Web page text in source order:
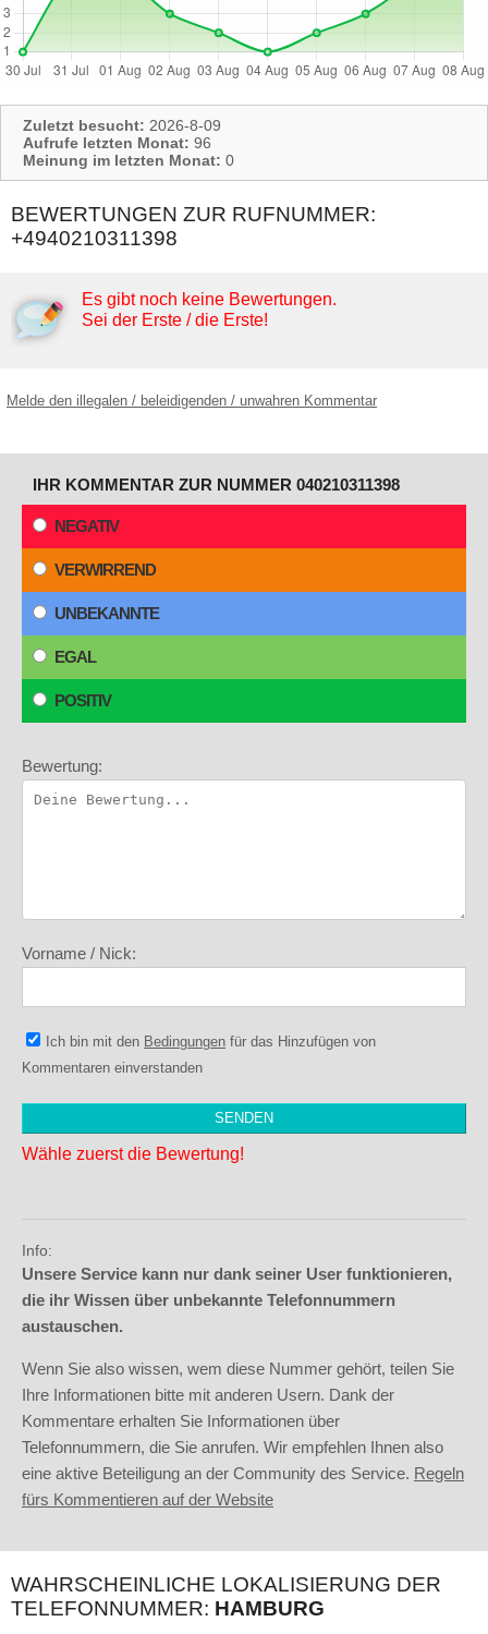
Zuletzt besucht: 2026-8-09
Aufrufe letzten Monat: 96
Meinung im letzten Monat: 0
BEWERTUNGEN ZUR RUFNUMMER:
+4940210311398
Es gibt noch keine Bewertungen.
Sei der Erste / die Erste!
Melde den illegalen / beleidigenden / unwahren Kommentar
IHR KOMMENTAR ZUR NUMMER 040210311398
NEGATIV
VERWIRREND
UNBEKANNTE
EGAL
POSITIV
Bewertung:
Vorname / Nick:
Ich bin mit den Bedingungen für das Hinzufügen von
Kommentaren einverstanden
Wähle zuerst die Bewertung!
Info:
Unsere Service kann nur dank seiner User funktionieren,
die ihr Wissen über unbekannte Telefonnummern
austauschen.
Wenn Sie also wissen, wem diese Nummer gehört, teilen Sie
Ihre Informationen bitte mit anderen Usern. Dank der
Kommentare erhalten Sie Informationen über
Telefonnummern, die Sie anrufen. Wir empfehlen Ihnen also
eine aktive Beteiligung an der Community des Service. Regeln
fürs Kommentieren auf der Website
WAHRSCHEINLICHE LOKALISIERUNG DER
TELEFONNUMMER: HAMBURG